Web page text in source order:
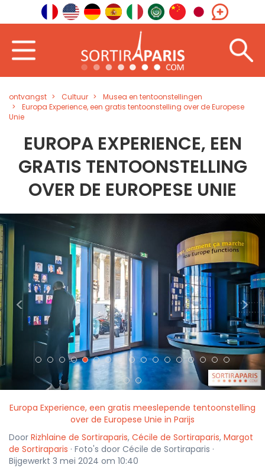
ontvangst Cultuur
Musea en tentoonstellingen
Europa Experience, een gratis tentoonstelling over de Europese
Unie
EUROPA EXPERIENCE, EEN
GRATIS TENTOONSTELLING
OVER DE EUROPESE UNIE
< >
Europa Experience, een gratis meeslepende tentoonstelling
over de Europese Unie in Parijs
Door Rizhlaine de Sortiraparis, Cécile de Sortiraparis, Margot
de Sortiraparis · Foto's door Cécile de Sortiraparis ·
Bijgewerkt 3 mei 2024 om 10:40